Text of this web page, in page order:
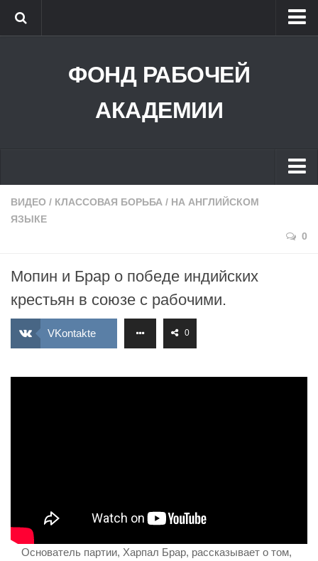
РОССИЙСКИЙ СОВЕТ РАБОЧИХ
РАБОЧАЯ ПАРТИЯ РОССИИ
ФОНД РАБОЧЕЙ
АКАДЕМИИ
КРАСНЫЙ УНИВЕРСИТЕТ
ВХОД В СДО
УНИВЕРСИТЕТ РАБОЧИХ КОРРЕСПОНДЕНТОВ
ГЛАВНОЕ В ЛЕНИНИЗМЕ
ИЗУЧЕНИЕ ДИАЛЕКТИКИ
ВИДЕО / КЛАССОВАЯ БОРЬБА / НА АНГЛИЙСКОМ
ЯЗЫКЕ
0
Мопин и Брар о победе индийских
крестьян в союзе с рабочими.
VKontakte 0
Основатель партии, Харпал Брар, рассказывает о том,